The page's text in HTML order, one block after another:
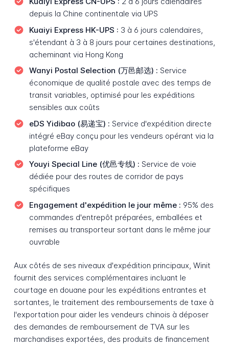
depuis la Chine continentale via UPS
Kuaiyi Express HK-UPS : 3 à 6 jours calendaires,
s'étendant à 3 à 8 jours pour certaines destinations,
acheminant via Hong Kong
Wanyi Postal Selection (万邑邮选) : Service
économique de qualité postale avec des temps de
transit variables, optimisé pour les expéditions
sensibles aux coûts
eDS Yidibao (易递宝) : Service d'expédition directe
intégré eBay conçu pour les vendeurs opérant via la
plateforme eBay
Youyi Special Line (优邑专线) : Service de voie
dédiée pour des routes de corridor de pays
spécifiques
Engagement d'expédition le jour même : 95% des
commandes d'entrepôt préparées, emballées et
remises au transporteur sortant dans le même jour
ouvrable
Aux côtés de ses niveaux d'expédition principaux, Winit
fournit des services complémentaires incluant le
courtage en douane pour les expéditions entrantes et
sortantes, le traitement des remboursements de taxe à
l'exportation pour aider les vendeurs chinois à déposer
des demandes de remboursement de TVA sur les
marchandises exportées, des produits de financement